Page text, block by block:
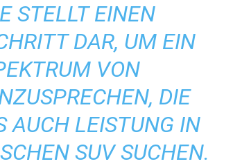
STELLT EINEN
DAR, UM EIN
VON
DIE
AUCH LEISTUNG IN
SUV SUCHEN.